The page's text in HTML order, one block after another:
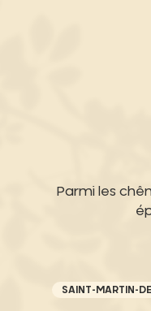
Parmi les
SAINT-MARTIN-